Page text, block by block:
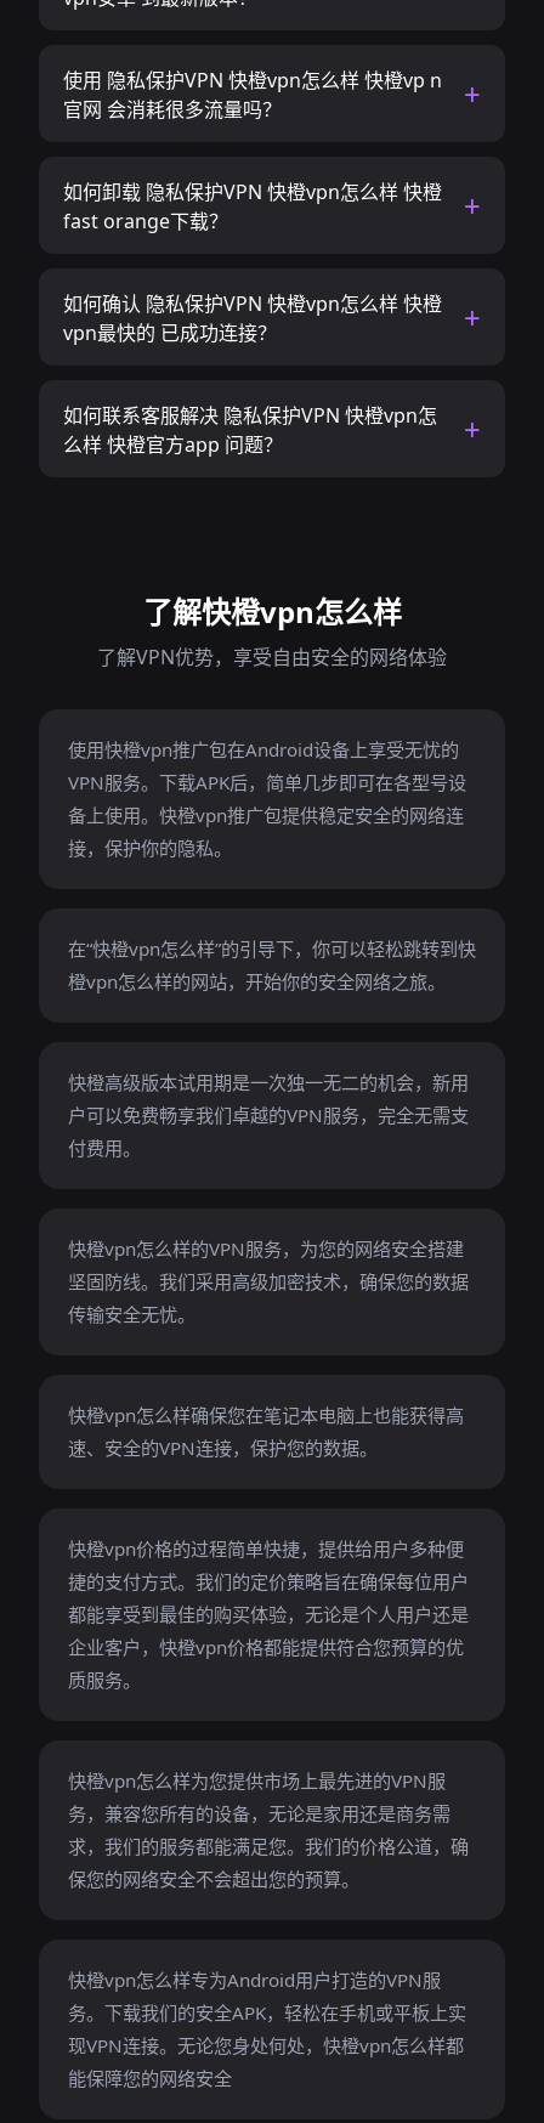
使用 隐私保护VPN 快橙vpn怎么样 快橙vp n
官网 会消耗很多流量吗？
如何卸载 隐私保护VPN 快橙vpn怎么样 快橙
fast orange下载？
如何确认 隐私保护VPN 快橙vpn怎么样 快橙
vpn最快的 已成功连接？
如何联系客服解决 隐私保护VPN 快橙vpn怎
么样 快橙官方app 问题？
了解快橙vpn怎么样
了解VPN优势，享受自由安全的网络体验
使用快橙vpn推广包在Android设备上享受无忧的
VPN服务。下载APK后，简单几步即可在各型号设
备上使用。快橙vpn推广包提供稳定安全的网络连
接，保护你的隐私。
在“快橙vpn怎么样”的引导下，你可以轻松跳转到快
橙vpn怎么样的网站，开始你的安全网络之旅。
快橙高级版本试用期是一次独一无二的机会，新用
户可以免费畅享我们卓越的VPN服务，完全无需支
付费用。
快橙vpn怎么样的VPN服务，为您的网络安全搭建
坚固防线。我们采用高级加密技术，确保您的数据
传输安全无忧。
快橙vpn怎么样确保您在笔记本电脑上也能获得高
速、安全的VPN连接，保护您的数据。
快橙vpn价格的过程简单快捷，提供给用户多种便
捷的支付方式。我们的定价策略旨在确保每位用户
都能享受到最佳的购买体验，无论是个人用户还是
企业客户，快橙vpn价格都能提供符合您预算的优
质服务。
快橙vpn怎么样为您提供市场上最先进的VPN服
务，兼容您所有的设备，无论是家用还是商务需
求，我们的服务都能满足您。我们的价格公道，确
保您的网络安全不会超出您的预算。
快橙vpn怎么样专为Android用户打造的VPN服
务。下载我们的安全APK，轻松在手机或平板上实
现VPN连接。无论您身处何处，快橙vpn怎么样都
能保障您的网络安全